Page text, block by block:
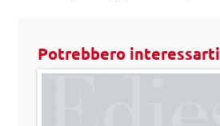
Potrebbero interessarti